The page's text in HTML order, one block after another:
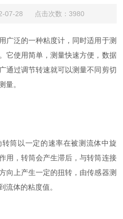
07-28 点击次数：3980
广泛的一种粘度计，同时适用于测
它使用简单，测量快速方便，数据
通过调节转速就可以测量不同剪切
量。
筒以一定的速率在被测流体中旋
用，转筒会产生滞后，与转筒连接
向上产生一定的扭转，由传感器测
流体的粘度值。